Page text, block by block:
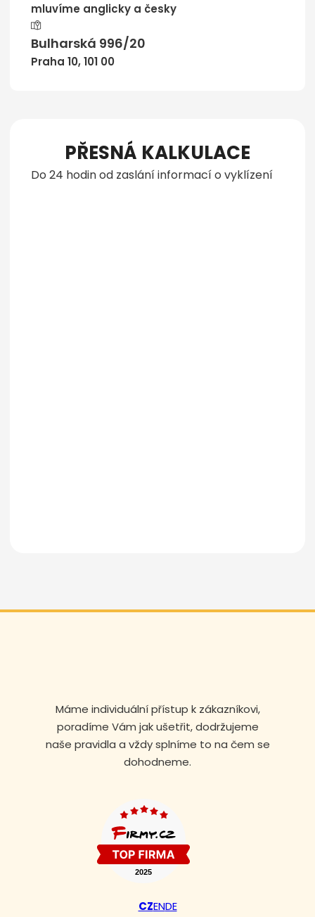
mluvíme anglicky a česky
Bulharská 996/20
Praha 10, 101 00
PŘESNÁ KALKULACE
Do 24 hodin od zaslání informací o vyklízení
Máme individuální přístup k zákazníkovi,
poradíme Vám jak ušetřit, dodržujeme
naše pravidla a vždy splníme to na čem se
dohodneme.
CZENDE